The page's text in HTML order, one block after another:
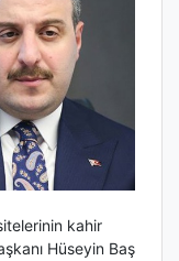
kahir
Hüseyin Baş